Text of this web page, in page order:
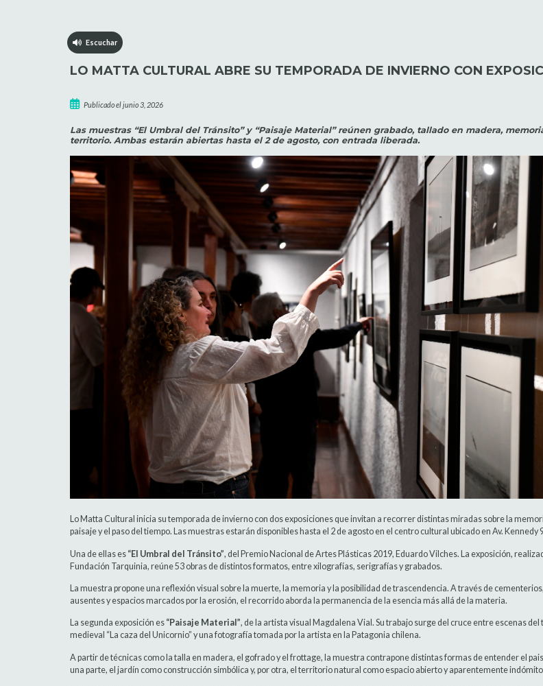
Escuchar
LO MATTA CULTURAL ABRE SU TEMPORADA DE INVIERNO CON
Publicado el junio 3, 2026
Las muestras “El Umbral del Tránsito” y “Paisaje Material” reúnen grabado, tallado en madera,
territorio. Ambas estarán abiertas hasta el 2 de agosto, con entrada liberada.
Lo Matta Cultural inicia su temporada de invierno con dos exposiciones que invitan a recorrer distintas miradas sobre la
paisaje y el paso del tiempo. Las muestras estarán disponibles hasta el 2 de agosto en el centro cultural ubicado en Av. Kennedy
Una de ellas es “El Umbral del Tránsito”, del Premio Nacional de Artes Plásticas 2019, Eduardo Vilches. La exposición,
Fundación Tarquinia, reúne 53 obras de distintos formatos, entre xilografías, serigrafías y grabados.
La muestra propone una reflexión visual sobre la muerte, la memoria y la posibilidad de trascendencia. A través de
ausentes y espacios marcados por la erosión, el recorrido aborda la permanencia de la esencia más allá de la materia.
La segunda exposición es “Paisaje Material”, de la artista visual Magdalena Vial. Su trabajo surge del cruce entre escenas del
medieval “La caza del Unicornio” y una fotografía tomada por la artista en la Patagonia chilena.
A partir de técnicas como la talla en madera, el gofrado y el frottage, la muestra contrapone distintas formas de entender el
una parte, el jardín como construcción simbólica y, por otra, el territorio natural como espacio abierto y aparentemente